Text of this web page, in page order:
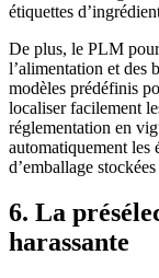
étiquettes
De plus, le PLM
l’alimentation et des
modèles prédéfinis
localiser facilement
réglementation en
automatiquement les
d’emballage
6. La
harassante